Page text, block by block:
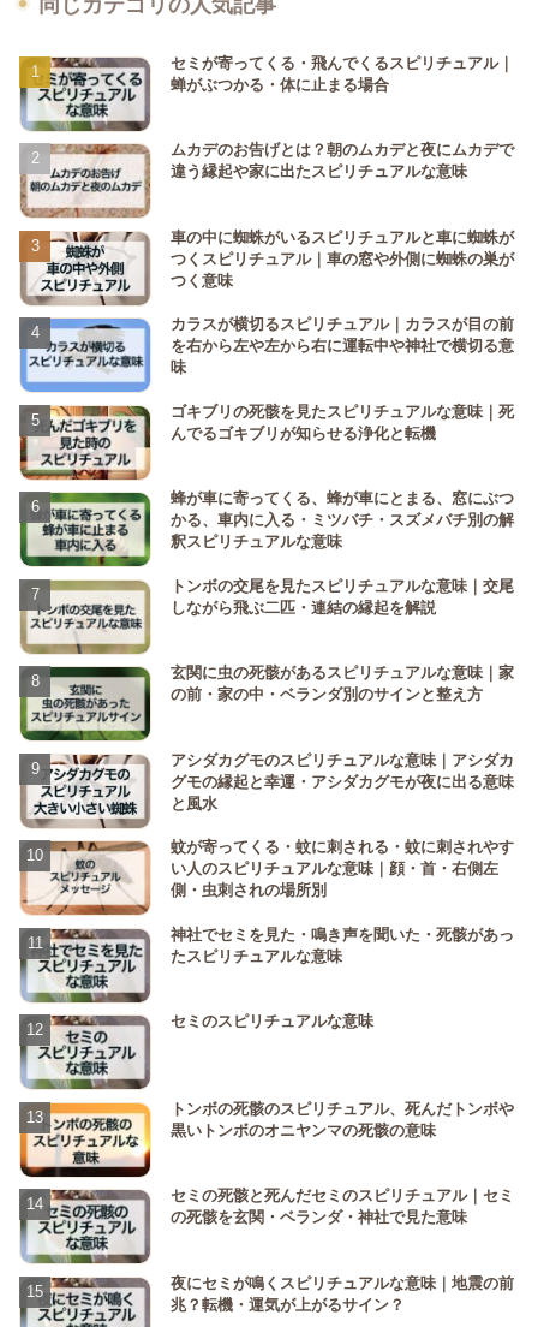
セミが寄ってくる・飛んでくるスピリチュアル｜
蝉がぶつかる・体に止まる場合
ムカデのお告げとは？朝のムカデと夜にムカデで
違う縁起や家に出たスピリチュアルな意味
車の中に蜘蛛がいるスピリチュアルと車に蜘蛛が
つくスピリチュアル｜車の窓や外側に蜘蛛の巣が
つく意味
カラスが横切るスピリチュアル｜カラスが目の前
を右から左や左から右に運転中や神社で横切る意
味
ゴキブリの死骸を見たスピリチュアルな意味｜死
んでるゴキブリが知らせる浄化と転機
蜂が車に寄ってくる、蜂が車にとまる、窓にぶつ
かる、車内に入る・ミツバチ・スズメバチ別の解
釈スピリチュアルな意味
トンボの交尾を見たスピリチュアルな意味｜交尾
しながら飛ぶ二匹・連結の縁起を解説
玄関に虫の死骸があるスピリチュアルな意味｜家
の前・家の中・ベランダ別のサインと整え方
アシダカグモのスピリチュアルな意味｜アシダカ
グモの縁起と幸運・アシダカグモが夜に出る意味
と風水
蚊が寄ってくる・蚊に刺される・蚊に刺されやす
い人のスピリチュアルな意味｜顔・首・右側左
側・虫刺されの場所別
神社でセミを見た・鳴き声を聞いた・死骸があっ
たスピリチュアルな意味
セミのスピリチュアルな意味
トンボの死骸のスピリチュアル、死んだトンボや
黒いトンボのオニヤンマの死骸の意味
セミの死骸と死んだセミのスピリチュアル｜セミ
の死骸を玄関・ベランダ・神社で見た意味
夜にセミが鳴くスピリチュアルな意味｜地震の前
兆？転機・運気が上がるサイン？